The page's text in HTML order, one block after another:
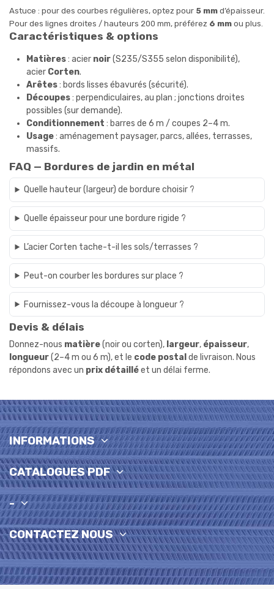
Astuce : pour des courbes régulières, optez pour 5 mm d’épaisseur.
Pour des lignes droites / hauteurs 200 mm, préférez 6 mm ou plus.
Caractéristiques & options
Matières: acier noir(S235/S355 selon disponibilité),
acier Corten.
Arêtes: bords lisses ébavurés (sécurité).
Découpes: perpendiculaires, au plan ; jonctions droites
possibles (sur demande).
Conditionnement : barres de 6 m / coupes 2–4 m.
Usage: aménagement paysager, parcs, allées, terrasses,
massifs.
FAQ — Bordures de jardin en métal
Quelle hauteur (largeur) de bordure choisir ?
Quelle épaisseur pour une bordure rigide ?
L’acier Corten tache-t-il les sols/terrasses ?
Peut-on courber les bordures sur place ?
Fournissez-vous la découpe à longueur ?
Devis & délais
Donnez-nous matière(noir ou corten), largeur, épaisseur,
longueur(2–4 m ou 6 m), et le code postal de livraison. Nous
répondons avec un prix détailléet un délai ferme.
INFORMATIONS
CATALOGUES PDF
-
CONTACTEZ NOUS